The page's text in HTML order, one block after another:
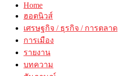
Home
ฮอตนิวส์
เศรษฐกิจ / ธุรกิจ / การตลาด
การเมือง
รายงาน
บทความ